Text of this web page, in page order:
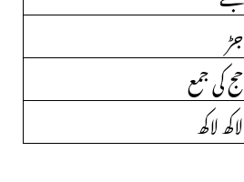
جڑ
حج کی جمع
لاکھ لاکھ